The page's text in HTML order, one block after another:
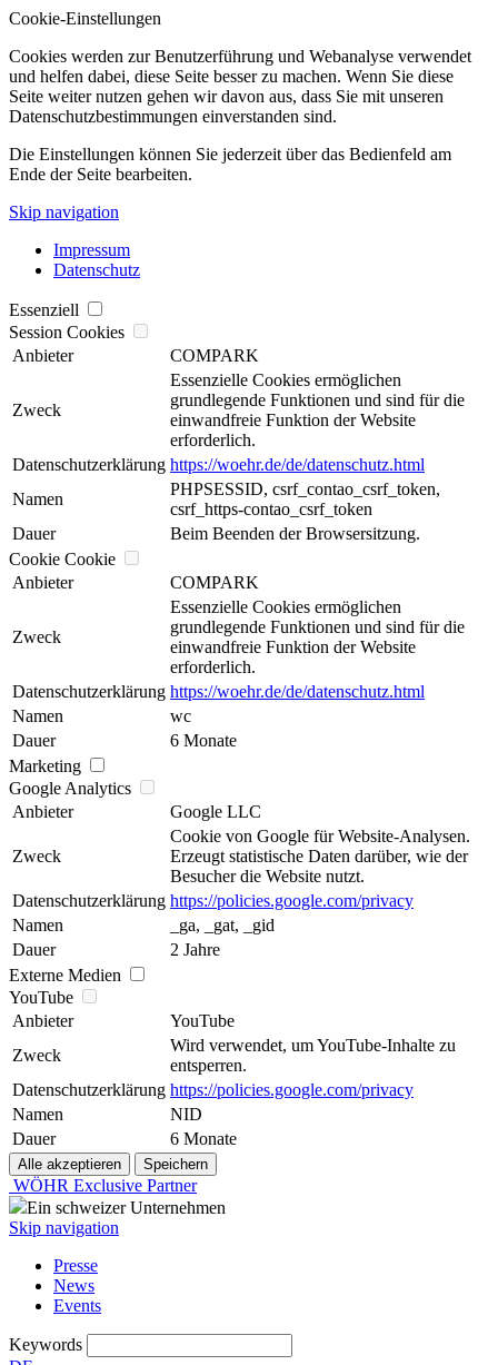
Cookie-Einstellungen
Cookies werden zur Benutzerführung und Webanalyse verwendet
und helfen dabei, diese Seite besser zu machen. Wenn Sie diese
Seite weiter nutzen gehen wir davon aus, dass Sie mit unseren
Datenschutzbestimmungen einverstanden sind.
Die Einstellungen können Sie jederzeit über das Bedienfeld am
Ende der Seite bearbeiten.
Skip navigation
Impressum
Datenschutz
Essenziell
Session Cookies
Anbieter
COMPARK
Zweck
Essenzielle Cookies ermöglichen
grundlegende Funktionen und sind für die
einwandfreie Funktion der Website
erforderlich.
Datenschutzerklärung https://woehr.de/de/datenschutz.html
Namen
PHPSESSID, csrf_contao_csrf_token,
csrf_https-contao_csrf_token
Dauer
Beim Beenden der Browsersitzung.
Cookie Cookie
Anbieter
COMPARK
Zweck
Essenzielle Cookies ermöglichen
grundlegende Funktionen und sind für die
einwandfreie Funktion der Website
erforderlich.
Datenschutzerklärung https://woehr.de/de/datenschutz.html
Namen
wc
Dauer
6 Monate
Marketing
Google Analytics
Anbieter
Google LLC
Zweck
Cookie von Google für Website-Analysen.
Erzeugt statistische Daten darüber, wie der
Besucher die Website nutzt.
Datenschutzerklärung https://policies.google.com/privacy
Namen
_ga, _gat, _gid
Dauer
2 Jahre
Externe Medien
YouTube
Anbieter
YouTube
Zweck
Wird verwendet, um YouTube-Inhalte zu
entsperren.
Datenschutzerklärung https://policies.google.com/privacy
Namen
NID
Dauer
6 Monate
WÖHR Exclusive Partner
Ein schweizer Unternehmen
Skip navigation
Presse
News
Events
Keywords